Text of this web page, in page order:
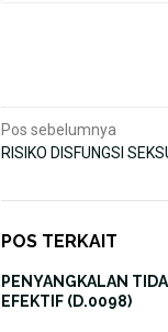
Navigasi
pos
Pos sebelumnya
RISIKO DISFUNGSI
POS TERKAIT
PENYANGKALAN
EFEKTIF (D.0098)